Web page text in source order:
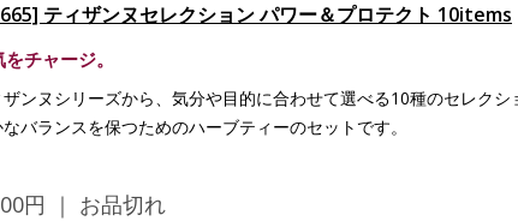
ティザンヌセレクション パワー＆プロテクト 10items
チャージ。
ンヌシリーズから、気分や目的に合わせて選べる10種のセレク
バランスを保つためのハーブティーのセットです。
円 ｜ お品切れ